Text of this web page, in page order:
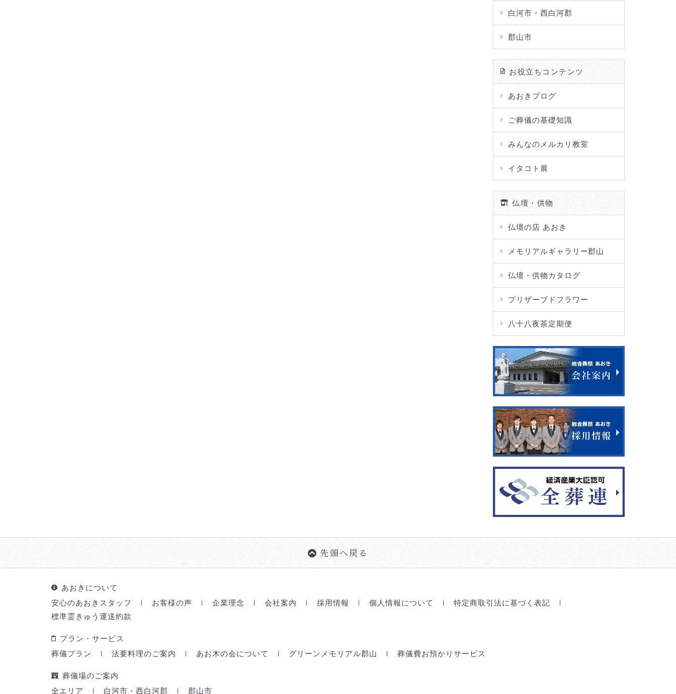
白河市・西白河郡
郡山市
お役立ちコンテンツ
あおきブログ
ご葬儀の基礎知識
みんなのメルカリ教室
イタコト展
仏壇・供物
仏壇の店 あおき
メモリアルギャラリー郡山
仏壇・供物カタログ
プリザーブドフラワー
八十八夜茶定期便
先頭へ戻る
あおきについて
安心のあおきスタッフ
お客様の声 企業理念 会社案内 採用情報 個人情報について
特定商取引法に基づく表記
標準霊きゅう運送約款
プラン・サービス
葬儀プラン
法要料理のご案内 あお木の会について グリーンメモリアル郡山 葬儀費お預かりサービス
葬儀場のご案内
全エリア
白河市・西白河郡 郡山市